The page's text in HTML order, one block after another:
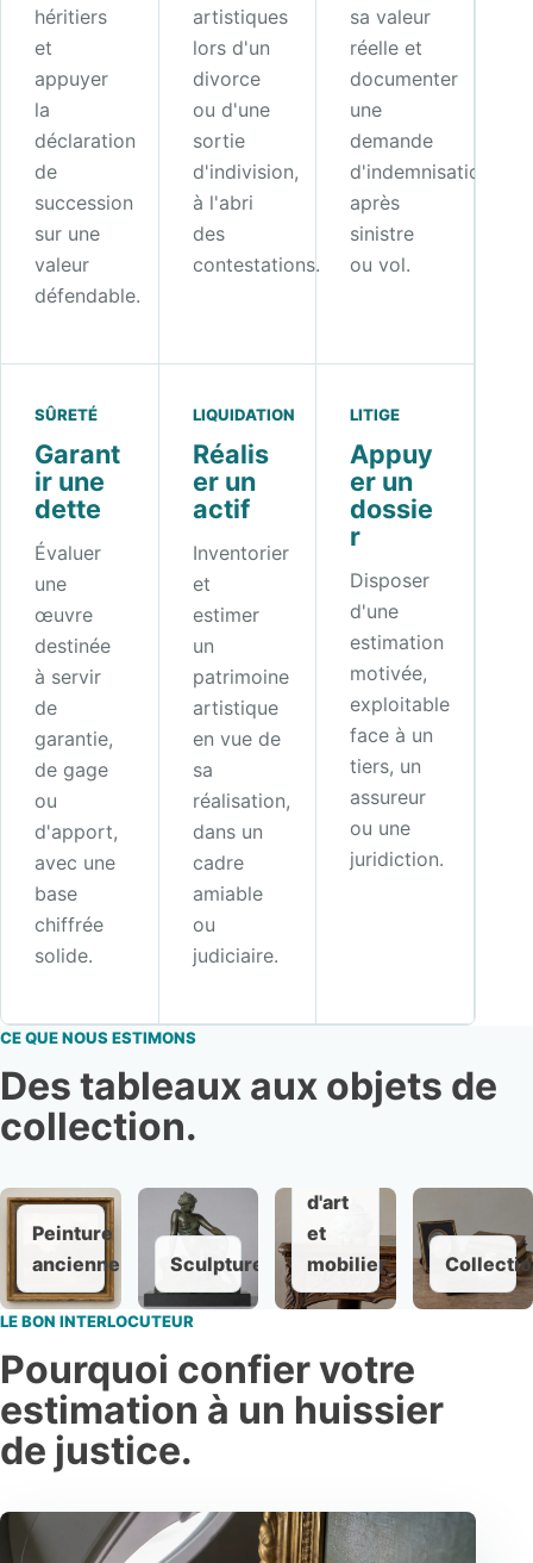
héritiers
et
appuyer
la
déclaration
de
succession
sur une
valeur
défendable.
artistiques
lors d'un
divorce
ou d'une
sortie
d'indivision,
à l'abri
des
contestations.
sa valeur
réelle et
documenter
une
demande
d'indemnisation
après
sinistre
ou vol.
SÛRETÉ
Garant
ir une
dette
Évaluer
une
œuvre
destinée
à servir
de
garantie,
de gage
ou
d'apport,
avec une
base
chiffrée
solide.
LIQUIDATION
Réalis
er un
actif
Inventorier
et
estimer
un
patrimoine
artistique
en vue de
sa
réalisation,
dans un
cadre
amiable
ou
judiciaire.
LITIGE
Appuy
er un
dossie
r
Disposer
d'une
estimation
motivée,
exploitable
face à un
tiers, un
assureur
ou une
juridiction.
CE QUE NOUS ESTIMONS
Des tableaux aux objets de
collection.
Peinture
ancienne
Sculpture
d'art
et
mobilier
LE BON INTERLOCUTEUR
Pourquoi confier votre
estimation à un huissier
de justice.